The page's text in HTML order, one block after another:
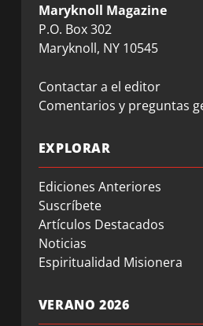
Maryknoll Magazine
P.O. Box 302
Maryknoll, NY 10545
Contactar a el editor
Comentarios y preguntas
EXPLORAR
Ediciones Anteriores
Suscríbete
Artículos Destacados
Noticias
Espiritualidad Misionera
VERANO 2026